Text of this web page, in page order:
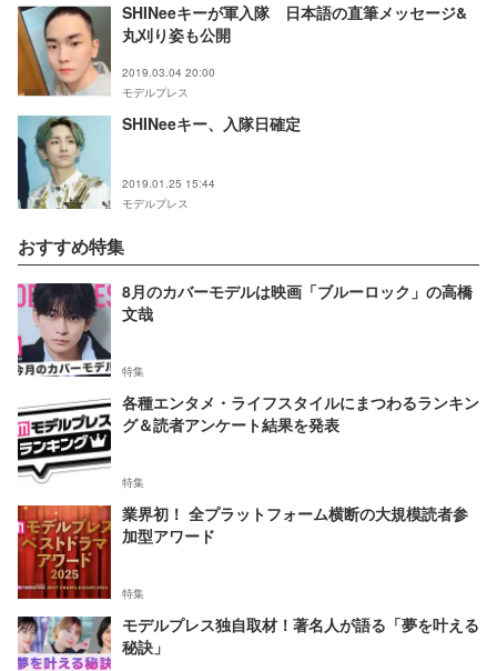
SHINeeキーが軍入隊 日本語の直筆メッセージ&
丸刈り姿も公開
2019.03.04 20:00
モデルプレス
SHINeeキー、入隊日確定
2019.01.25 15:44
モデルプレス
おすすめ特集
8月のカバーモデルは映画「ブルーロック」の高橋
文哉
特集
各種エンタメ・ライフスタイルにまつわるランキン
グ＆読者アンケート結果を発表
特集
業界初！ 全プラットフォーム横断の大規模読者参
加型アワード
特集
モデルプレス独自取材！著名人が語る「夢を叶える
秘訣」